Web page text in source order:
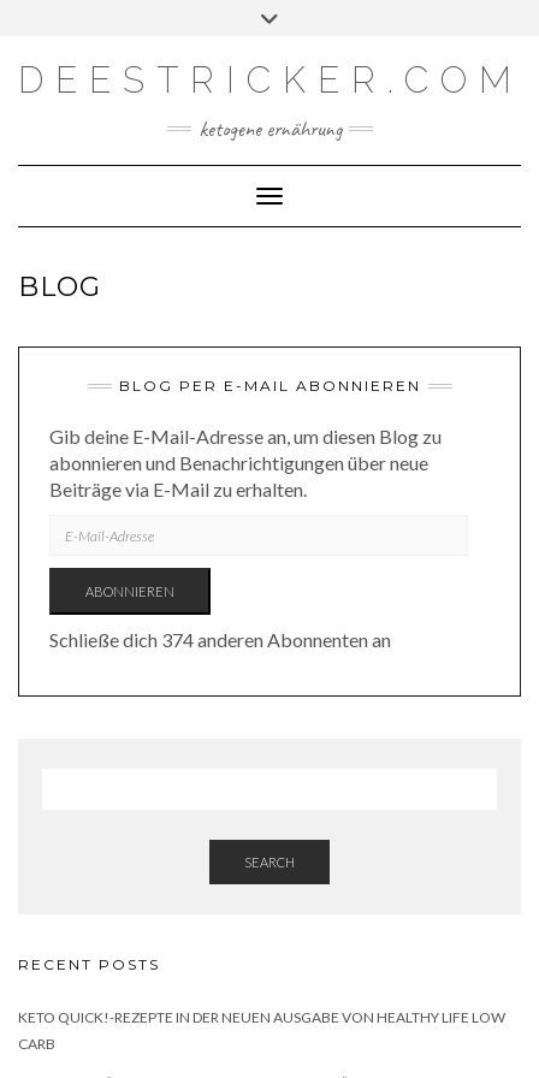
content
FacebookInstagram
DEESTRICKER.COM
ketogene ernährung
Toggle Navigation
BLOG
BLOG PER E-MAIL ABONNIEREN
Gib deine E-Mail-Adresse an, um diesen Blog zu
abonnieren und Benachrichtigungen über neue
Beiträge via E-Mail zu erhalten.
MAIL-
ABONNIEREN
Schließe dich 374 anderen Abonnenten an
SEARCH
RECENT POSTS
KETO QUICK!-REZEPTE IN DER NEUEN AUSGABE VON HEALTHY LIFE LOW
CARB